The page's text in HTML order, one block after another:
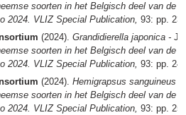
soorten in het Belgisch deel van de
2024. VLIZ Special Publication, 93: pp.
(2024). Grandidierella japonica -
soorten in het Belgisch deel van de
2024. VLIZ Special Publication, 93: pp.
(2024). Hemigrapsus sanguineus
soorten in het Belgisch deel van de
2024. VLIZ Special Publication, 93: pp.